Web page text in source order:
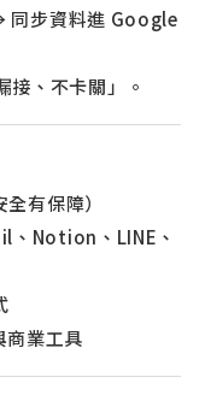
同步資料進 Google
接、不卡關」。
有保障）
、Notion、LINE、
商業工具